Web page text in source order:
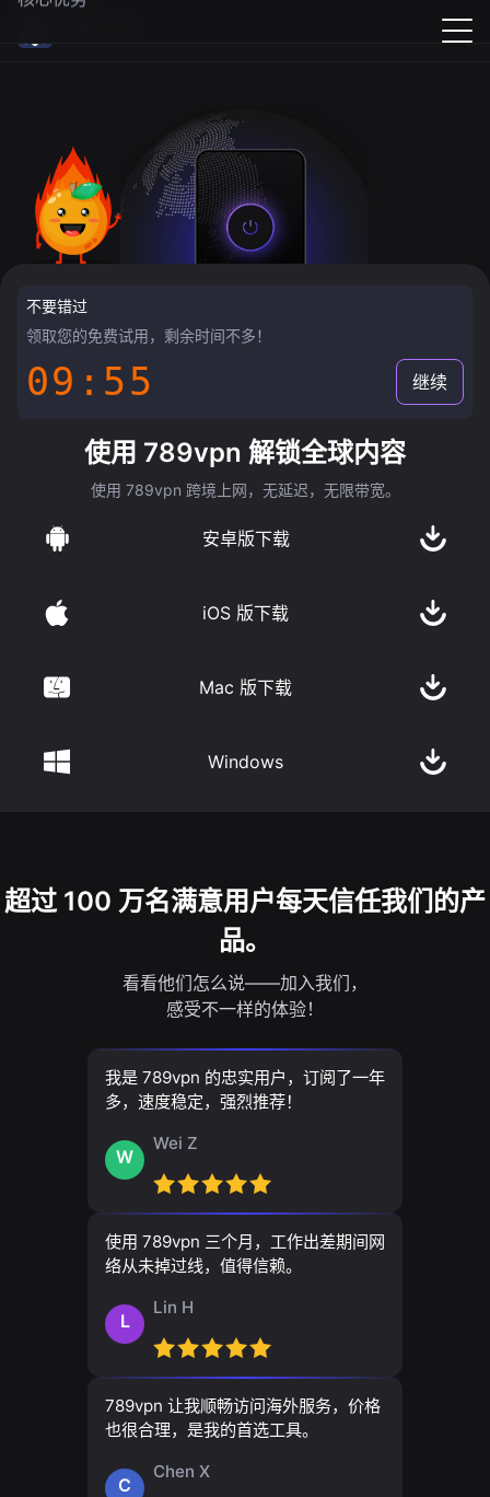
不要错过
领取您的免费试用，剩余时间不多！
09:55 继续
使用 789vpn 解锁全球内容
使用 789vpn 跨境上网，无延迟，无限带宽。
安卓版下载
iOS 版下载
Mac 版下载
Windows
超过 100 万名满意用户每天信任我们的产
品。
看看他们怎么说——加入我们，
感受不一样的体验！
我是 789vpn 的忠实用户，订阅了一年
多，速度稳定，强烈推荐！
W
Wei Z
使用 789vpn 三个月，工作出差期间网
络从未掉过线，值得信赖。
L
Lin H
789vpn 让我顺畅访问海外服务，价格
也很合理，是我的首选工具。
C
Chen X